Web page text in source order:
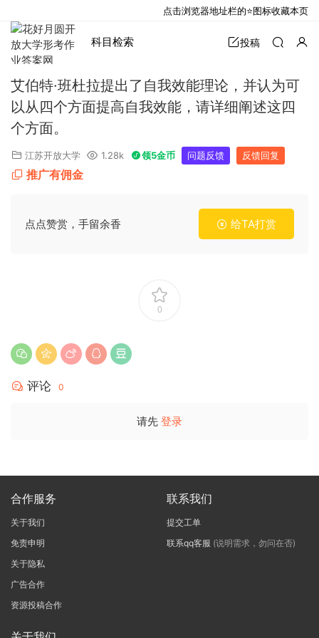
科目检索 投稿
艾伯特·班杜拉提出了自我效能理论，并认为可
以从四个方面提高自我效能，请详细阐述这四
个方面。
江苏开放大学 1.28k 领5金币 问题反馈 反馈回复
推广有佣金
点点赞赏，手留余香 给TA打赏
0
评论 0
请先 登录
合作服务
关于我们
免责申明
关于隐私
广告合作
资源投稿合作
联系我们
提交工单
联系qq客服 (说明需求，勿问在否)
点击浏览器地址栏的⭐图标收藏本页